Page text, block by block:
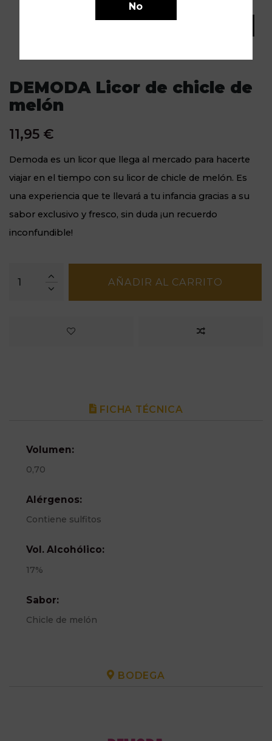
No
DEMODA Licor de chicle de
melón
11,95 €
Demoda es un licor que llega al mercado para hacerte
viajar en el tiempo con su licor de chicle de melón. Es
una experiencia que te llevará a tu infancia gracias a su
sabor exclusivo y fresco, sin duda ¡un recuerdo
inconfundible!
AÑADIR AL CARRITO
FICHA TÉCNICA
Volumen:
0,70
Alérgenos:
Contiene sulfitos
Vol. Alcohólico:
17%
Sabor:
Chicle de melón
BODEGA